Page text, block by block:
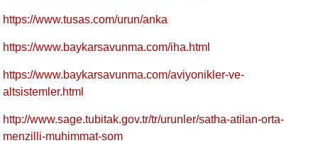
https://www.tusas.com/urun/anka
https://www.baykarsavunma.com/iha.html
https://www.baykarsavunma.com/aviyonikler-ve-
altsistemler.html
http://www.sage.tubitak.gov.tr/tr/urunler/satha-atilan-orta-
menzilli-muhimmat-som